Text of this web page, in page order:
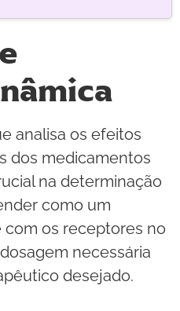
analisa os efeitos
dos medicamentos
na determinação
como um
os receptores no
necessária
desejado.